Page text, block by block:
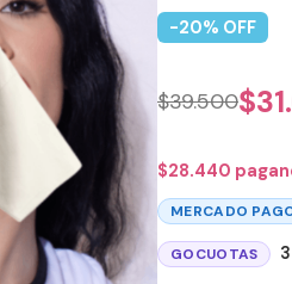
-20% OFF
$39.500$
$28.440
MERCADO
GOCUOTAS